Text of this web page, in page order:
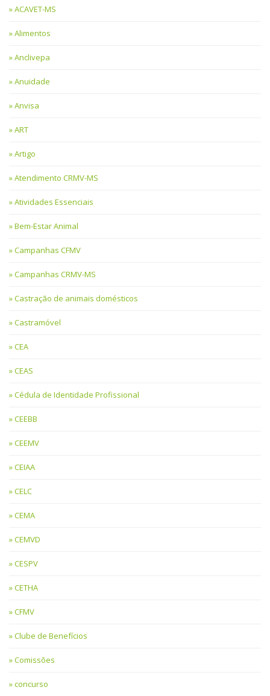
ACAVET-MS
Alimentos
Anclivepa
Anuidade
Anvisa
ART
Artigo
Atendimento CRMV-MS
Atividades Essenciais
Bem-Estar Animal
Campanhas CFMV
Campanhas CRMV-MS
Castração de animais domésticos
Castramóvel
CEA
CEAS
Cédula de Identidade Profissional
CEEBB
CEEMV
CEIAA
CELC
CEMA
CEMVD
CESPV
CETHA
CFMV
Clube de Benefícios
Comissões
concurso